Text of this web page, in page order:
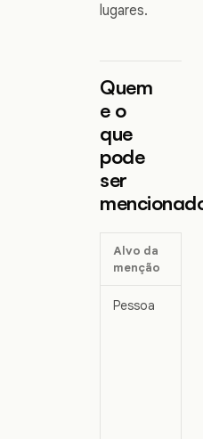
lugares.
Quem
e o
que
pode
ser
Alvo da
menção
Pessoa